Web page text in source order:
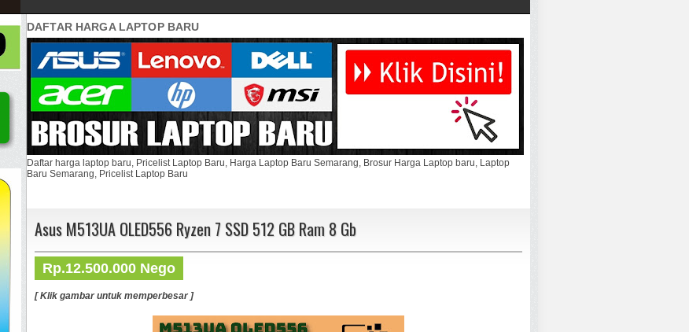
DAFTAR HARGA LAPTOP BARU
Daftar harga laptop baru, Pricelist Laptop Baru, Harga Laptop Baru Semarang, Brosur Harga Laptop baru, Laptop
Baru Semarang, Pricelist Laptop Baru
Asus M513UA OLED556 Ryzen 7 SSD 512 GB Ram 8 Gb
Rp.12.500.000 Nego
[ Klik gambar untuk memperbesar ]